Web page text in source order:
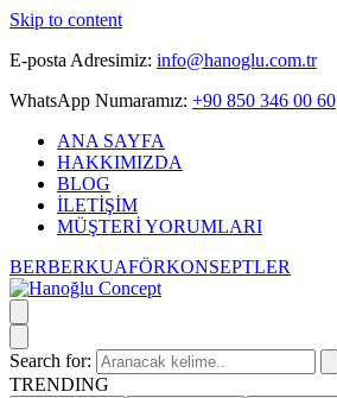
Skip to content
E-posta Adresimiz: info@hanoglu.com.tr
WhatsApp Numaramız: +90 850 346 00 60
ANA SAYFA
HAKKIMIZDA
BLOG
İLETİŞİM
MÜŞTERİ YORUMLARI
BERBERKUAFÖRKONSEPTLER
Search for:
TRENDING